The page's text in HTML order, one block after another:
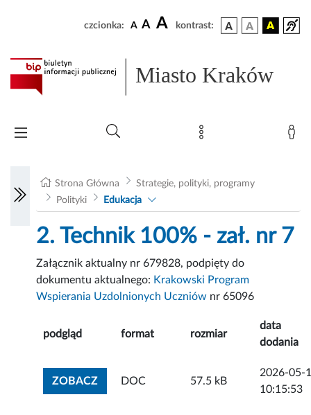
czcionka: A A A kontrast:
Miasto Kraków
Strona Główna
Strategie, polityki, programy
Polityki
Edukacja
2. Technik 100% - zał. nr 7
Załącznik aktualny nr 679828, podpięty do
dokumentu aktualnego: Krakowski Program
Wspierania Uzdolnionych Uczniów nr 65096
podgląd format rozmiar
data
dodania
ZOBACZZOBACZ ZAŁĄCZNIK
DOC 57.5 kB
2026-05-
10:15:53